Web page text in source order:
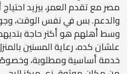
مصر مع تقدم العمر، بيزيد احتياج
والدعم. بس في نفس الوقت،
وسط أهلهم هو أكتر حاجة
علشان كده، رعاية المسنين
خدمة أساسية ومطلوبة،